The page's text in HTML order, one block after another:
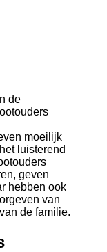
de
moeilijk
luisterend
geven
hebben ook
van
de familie.